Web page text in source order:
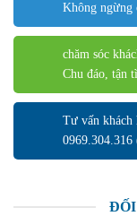
Không ngừng
chăm sóc
Chu đáo, tận
Tư vấn khách
ĐỐI